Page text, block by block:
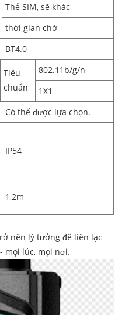
Thẻ SIM, sẽ khác
thời gian chờ
BT4.0
Tiêu
chuẩn
802.11b/g/n
1X1
Có thể được lựa chọn.
IP54
1,2m
nên lý tưởng để liên lạc
mọi lúc, mọi nơi.